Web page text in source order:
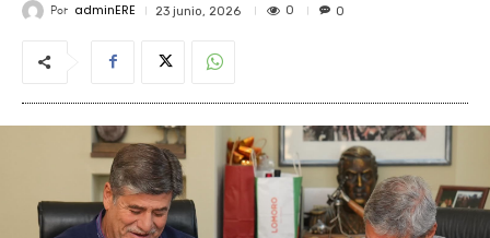
Por adminERE 23 junio, 2026 0 0